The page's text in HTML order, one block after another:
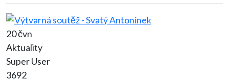
20 čvn
Aktuality
Super User
3692